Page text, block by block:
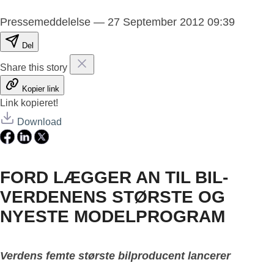
Pressemeddelelse — 27 September 2012 09:39
Del
Share this story
Kopier link
Link kopieret!
Download
FORD LÆGGER AN TIL BIL-
VERDENENS STØRSTE OG
NYESTE MODELPROGRAM
Verdens femte største bilproducent lancerer